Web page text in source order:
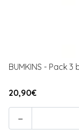
BUMKINS - Pack
20,90€
-